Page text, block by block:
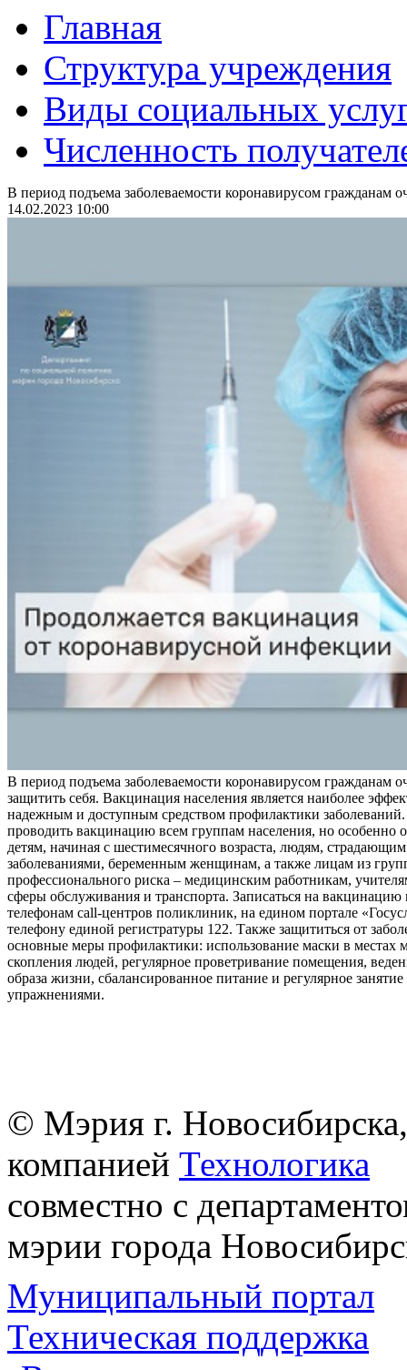
Главная
Структура учреждения
Виды социальных
Численность
В период подъема заболеваемости коронавирусом гражданам
14.02.2023 10:00
В период подъема заболеваемости коронавирусом гражданам
защитить себя. Вакцинация населения является наиболее
надежным и доступным средством профилактики заболеваний.
проводить вакцинацию всем группам населения, но особенно
детям, начиная с шестимесячного возраста, людям,
заболеваниями, беременным женщинам, а также лицам из
профессионального риска – медицинским работникам,
сферы обслуживания и транспорта. Записаться на
телефонам call-центров поликлиник, на едином портале
телефону единой регистратуры 122. Также защититься от
основные меры профилактики: использование маски в местах
скопления людей, регулярное проветривание помещения,
образа жизни, сбалансированное питание и регулярное
упражнениями.
© Мэрия г.
компанией Технологика
совместно с
мэрии города
Муниципальный портал
Техническая поддержка